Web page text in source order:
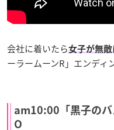
会社に着いたら女子が無敵
ーラームーンR」エンディ
am10:00「黒子のバ
O